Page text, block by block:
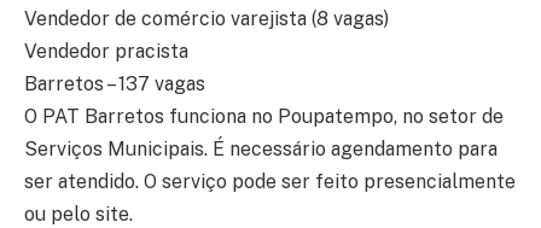
Vendedor de comércio varejista (8 vagas)
Vendedor pracista
Barretos – 137 vagas
O PAT Barretos funciona no Poupatempo, no setor de
Serviços Municipais. É necessário agendamento para
ser atendido. O serviço pode ser feito presencialmente
ou pelo site.